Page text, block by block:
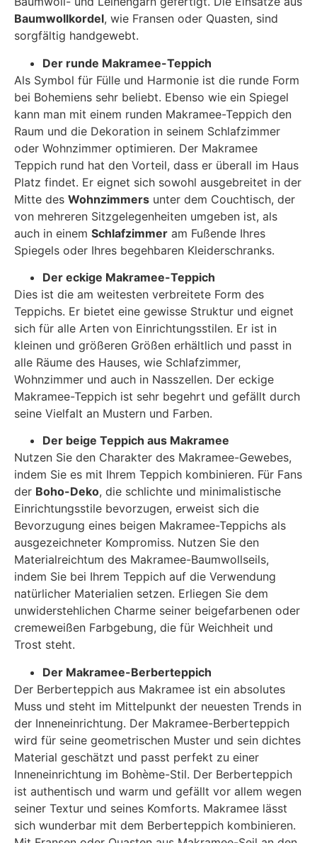
Baumwollkordel, wie Fransen oder Quasten, sind
sorgfältig handgewebt.
Der runde Makramee-Teppich
Als Symbol für Fülle und Harmonie ist die runde Form
bei Bohemiens sehr beliebt. Ebenso wie ein Spiegel
kann man mit einem runden Makramee-Teppich den
Raum und die Dekoration in seinem Schlafzimmer
oder Wohnzimmer optimieren. Der Makramee
Teppich rund hat den Vorteil, dass er überall im Haus
Platz findet. Er eignet sich sowohl ausgebreitet in der
Mitte des Wohnzimmers unter dem Couchtisch, der
von mehreren Sitzgelegenheiten umgeben ist, als
auch in einem Schlafzimmer am Fußende Ihres
Spiegels oder Ihres begehbaren Kleiderschranks.
Der eckige Makramee-Teppich
Dies ist die am weitesten verbreitete Form des
Teppichs. Er bietet eine gewisse Struktur und eignet
sich für alle Arten von Einrichtungsstilen. Er ist in
kleinen und größeren Größen erhältlich und passt in
alle Räume des Hauses, wie Schlafzimmer,
Wohnzimmer und auch in Nasszellen. Der eckige
Makramee-Teppich ist sehr begehrt und gefällt durch
seine Vielfalt an Mustern und Farben.
Der beige Teppich aus Makramee
Nutzen Sie den Charakter des Makramee-Gewebes,
indem Sie es mit Ihrem Teppich kombinieren. Für Fans
der Boho-Deko, die schlichte und minimalistische
Einrichtungsstile bevorzugen, erweist sich die
Bevorzugung eines beigen Makramee-Teppichs als
ausgezeichneter Kompromiss. Nutzen Sie den
Materialreichtum des Makramee-Baumwollseils,
indem Sie bei Ihrem Teppich auf die Verwendung
natürlicher Materialien setzen. Erliegen Sie dem
unwiderstehlichen Charme seiner beigefarbenen oder
cremeweißen Farbgebung, die für Weichheit und
Trost steht.
Der Makramee-Berberteppich
Der Berberteppich aus Makramee ist ein absolutes
Muss und steht im Mittelpunkt der neuesten Trends in
der Inneneinrichtung. Der Makramee-Berberteppich
wird für seine geometrischen Muster und sein dichtes
Material geschätzt und passt perfekt zu einer
Inneneinrichtung im Bohème-Stil. Der Berberteppich
ist authentisch und warm und gefällt vor allem wegen
seiner Textur und seines Komforts. Makramee lässt
sich wunderbar mit dem Berberteppich kombinieren.